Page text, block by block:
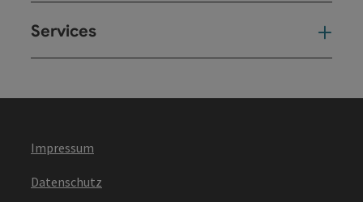
Services
Impressum
Datenschutz